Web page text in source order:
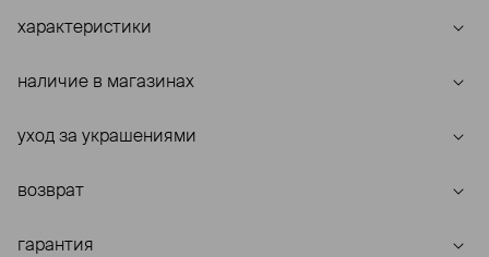
характеристики
наличие в магазинах
уход за украшениями
возврат
гарантия